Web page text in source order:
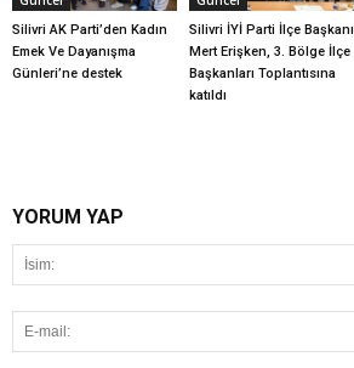
Silivri AK Parti’den Kadın
Emek Ve Dayanışma
Günleri’ne destek
Silivri İYİ Parti İlçe Başkanı
Mert Erişken, 3. Bölge İlçe
Başkanları Toplantısına
katıldı
YORUM YAP